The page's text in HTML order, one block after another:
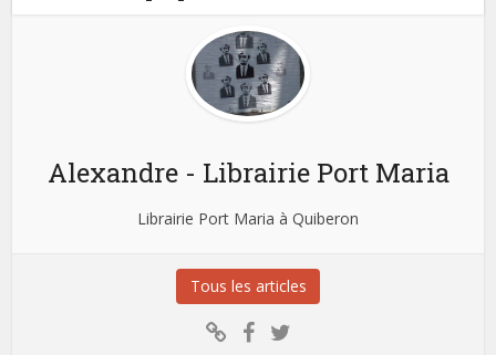
Alexandre - Librairie Port Maria
Librairie Port Maria à Quiberon
Tous les articles